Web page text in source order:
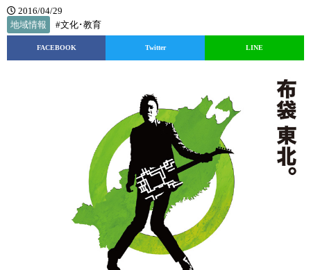
2016/04/29
地域情報
#文化･教育
FACEBOOK Twitter LINE